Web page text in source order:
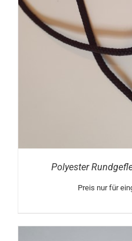
Polyester
Preis nur für